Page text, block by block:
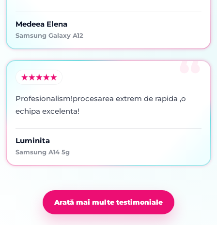
Medeea Elena
Samsung Galaxy A12
Profesionalism!procesarea extrem de rapida ,o
echipa excelenta!
Luminita
Samsung A14 5g
Arată mai multe testimoniale